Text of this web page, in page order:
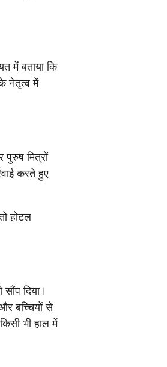
में बताया कि
नेतृत्व में
मित्रों
करते हुए
होटल
दिया।
बच्चियों से
भी हाल में